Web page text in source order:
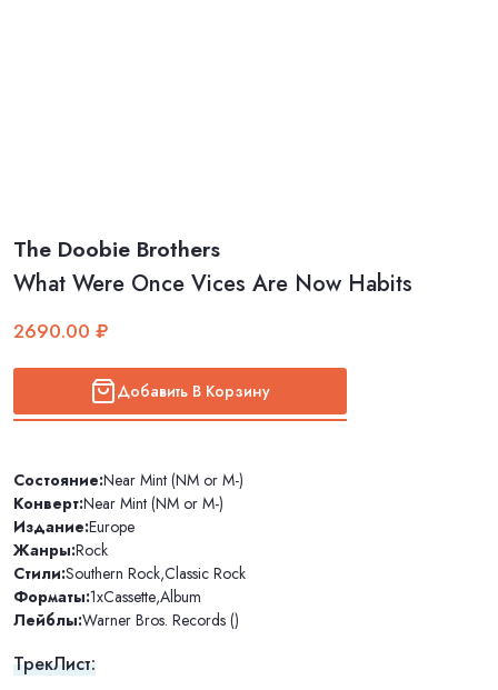
The Doobie Brothers
What Were Once Vices Are Now Habits
2690.00 ₽
Добавить В Корзину
Состояние:Near Mint (NM or M-)
Конверт:Near Mint (NM or M-)
Издание:Europe
Жанры:Rock
Стили:Southern Rock,Classic Rock
Форматы:1xCassette,Album
Лейблы:Warner Bros. Records ()
ТрекЛист: